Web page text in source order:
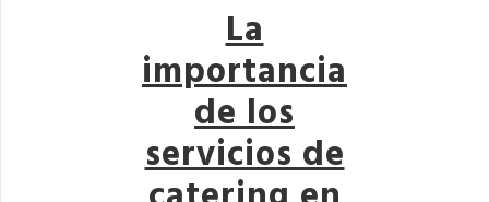
La
importancia
de los
servicios de